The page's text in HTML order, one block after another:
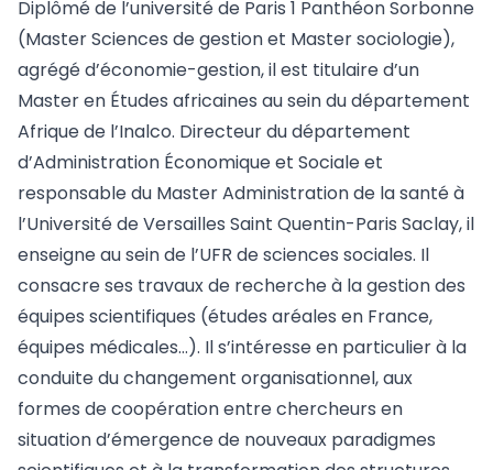
Diplômé de l’université de Paris 1 Panthéon Sorbonne
(Master Sciences de gestion et Master sociologie),
agrégé d’économie-gestion, il est titulaire d’un
Master en Études africaines au sein du département
Afrique de l’Inalco. Directeur du département
d’Administration Économique et Sociale et
responsable du Master Administration de la santé à
l’Université de Versailles Saint Quentin-Paris Saclay, il
enseigne au sein de l’UFR de sciences sociales. Il
consacre ses travaux de recherche à la gestion des
équipes scientifiques (études aréales en France,
équipes médicales…). Il s’intéresse en particulier à la
conduite du changement organisationnel, aux
formes de coopération entre chercheurs en
situation d’émergence de nouveaux paradigmes